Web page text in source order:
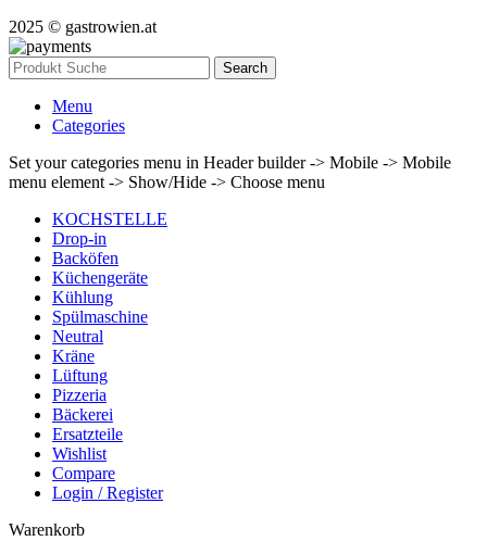
2025 © gastrowien.at
Search
Menu
Categories
Set your categories menu in Header builder -> Mobile -> Mobile
menu element -> Show/Hide -> Choose menu
KOCHSTELLE
Drop-in
Backöfen
Küchengeräte
Kühlung
Spülmaschine
Neutral
Kräne
Lüftung
Pizzeria
Bäckerei
Ersatzteile
Wishlist
Compare
Login / Register
Warenkorb